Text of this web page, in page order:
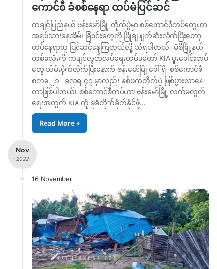
ကောင်စီ ခံစစ်နေရာ ထပ်မံပြင်ဆင်
ကချင်ပြည်နယ် ဗန်းမော်မြို့ တိုက်ပွဲမှာ စစ်ကောင်စီတပ်တွေဟာ
အရပ်သားနေအိမ်၊ ခြံဝင်းတွေကို ဖြိုချဖျက်ဆီးလိုက်ပြီးတော့
တပ်နေရာယူ ပြင်ဆင်နေကြတယ်လို့ သိရပါတယ်။ မံစီမြို့နယ်
တစ်ခုလုံးကို ကချင်လွတ်လပ်ရေးတပ်မတော် KIA ပူးပေါင်းတပ်
တွေ သိမ်းပိုက်လိုက်ပြီးနောက် ဗန်းမော်မြို့ပေါ် ရှိ စစ်ကောင်စီ
စကခ ၂၁ ၊ ခလရ ၄၇ မှာလည်း နှစ်ဖက်တိုက်ပွဲ ဖြစ်ပွားလာနေ
တာဖြစ်ပါတယ်။ စစ်ကောင်စီတပ်ဟာ ဗန်းမော်မြို့ လက်မလွတ်
ရေးအတွက် KIA ကို ခုခံတိုက်ခိုက်နိုင်ဖို့…
Read More »
Nov
- 2022 -
16 November